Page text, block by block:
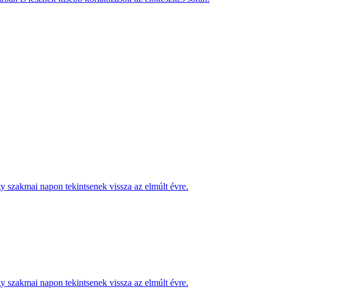
napon tekintsenek vissza az elmúlt évre.
napon tekintsenek vissza az elmúlt évre.